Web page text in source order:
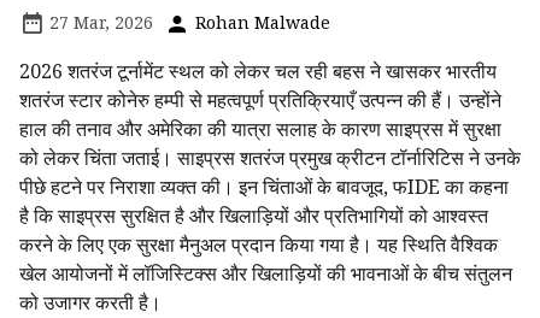
27 Mar, 2026 Rohan Malwade
2026 शतरंज टूर्नामेंट स्थल को लेकर चल रही बहस ने खासकर भारतीय
शतरंज स्टार कोनेरु हम्पी से महत्वपूर्ण प्रतिक्रियाएँ उत्पन्न की हैं। उन्होंने
हाल की तनाव और अमेरिका की यात्रा सलाह के कारण साइप्रस में सुरक्षा
को लेकर चिंता जताई। साइप्रस शतरंज प्रमुख क्रीटन टॉर्नारिटिस ने उनके
पीछे हटने पर निराशा व्यक्त की। इन चिंताओं के बावजूद, फIDE का कहना
है कि साइप्रस सुरक्षित है और खिलाड़ियों और प्रतिभागियों को आश्वस्त
करने के लिए एक सुरक्षा मैनुअल प्रदान किया गया है। यह स्थिति वैश्विक
खेल आयोजनों में लॉजिस्टिक्स और खिलाड़ियों की भावनाओं के बीच संतुलन
को उजागर करती है।